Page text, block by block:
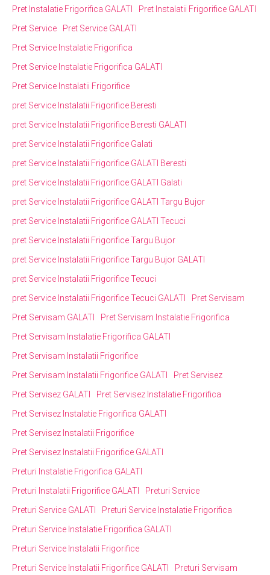
Pret Instalatie Frigorifica GALATI
Pret Instalatii Frigorifice GALATI
Pret Service
Pret Service GALATI
Pret Service Instalatie Frigorifica
Pret Service Instalatie Frigorifica GALATI
Pret Service Instalatii Frigorifice
pret Service Instalatii Frigorifice Beresti
pret Service Instalatii Frigorifice Beresti GALATI
pret Service Instalatii Frigorifice Galati
pret Service Instalatii Frigorifice GALATI Beresti
pret Service Instalatii Frigorifice GALATI Galati
pret Service Instalatii Frigorifice GALATI Targu Bujor
pret Service Instalatii Frigorifice GALATI Tecuci
pret Service Instalatii Frigorifice Targu Bujor
pret Service Instalatii Frigorifice Targu Bujor GALATI
pret Service Instalatii Frigorifice Tecuci
pret Service Instalatii Frigorifice Tecuci GALATI
Pret Servisam
Pret Servisam GALATI
Pret Servisam Instalatie Frigorifica
Pret Servisam Instalatie Frigorifica GALATI
Pret Servisam Instalatii Frigorifice
Pret Servisam Instalatii Frigorifice GALATI
Pret Servisez
Pret Servisez GALATI
Pret Servisez Instalatie Frigorifica
Pret Servisez Instalatie Frigorifica GALATI
Pret Servisez Instalatii Frigorifice
Pret Servisez Instalatii Frigorifice GALATI
Preturi Instalatie Frigorifica GALATI
Preturi Instalatii Frigorifice GALATI
Preturi Service
Preturi Service GALATI
Preturi Service Instalatie Frigorifica
Preturi Service Instalatie Frigorifica GALATI
Preturi Service Instalatii Frigorifice
Preturi Service Instalatii Frigorifice GALATI
Preturi Servisam